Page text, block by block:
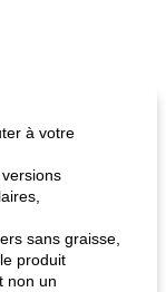
à votre
sans graisse,
produit
non un